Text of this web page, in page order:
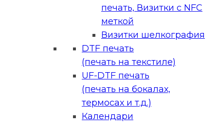
печать, Визитки с NFC
меткой
Визитки шелкография
DTF печать
(печать на текстиле)
UF-DTF печать
(печать на бокалах,
термосах и т.д.)
Календари